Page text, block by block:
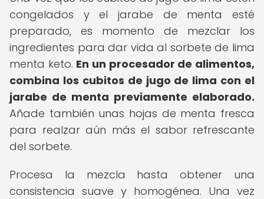
congelados y el jarabe de menta esté
preparado, es momento de mezclar los
ingredientes para dar vida al sorbete de lima
menta keto. En un procesador de alimentos,
combina los cubitos de jugo de lima con el
jarabe de menta previamente elaborado.
Añade también unas hojas de menta fresca
para realzar aún más el sabor refrescante
del sorbete.
Procesa la mezcla hasta obtener una
consistencia suave y homogénea. Una vez